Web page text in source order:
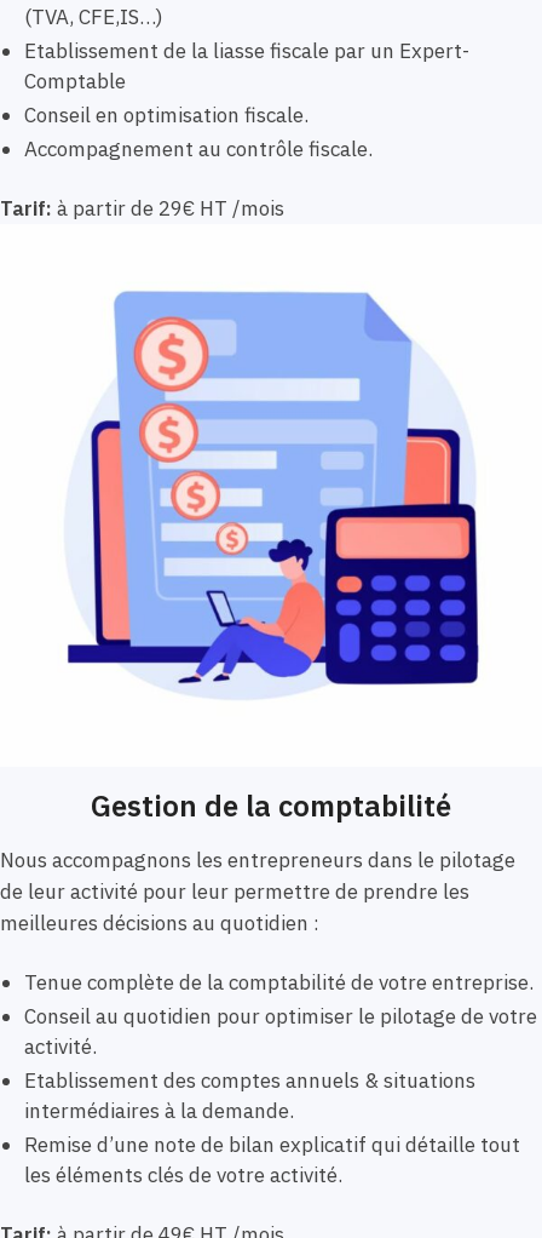
(TVA, CFE,IS…)
Etablissement de la liasse fiscale par un Expert-
Comptable
Conseil en optimisation fiscale.
Accompagnement au contrôle fiscale.
Tarif: à partir de 29€ HT /mois
Gestion de la comptabilité
Nous accompagnons les entrepreneurs dans le pilotage
de leur activité pour leur permettre de prendre les
meilleures décisions au quotidien :
Tenue complète de la comptabilité de votre entreprise.
Conseil au quotidien pour optimiser le pilotage de votre
activité.
Etablissement des comptes annuels & situations
intermédiaires à la demande.
Remise d’une note de bilan explicatif qui détaille tout
les éléments clés de votre activité.